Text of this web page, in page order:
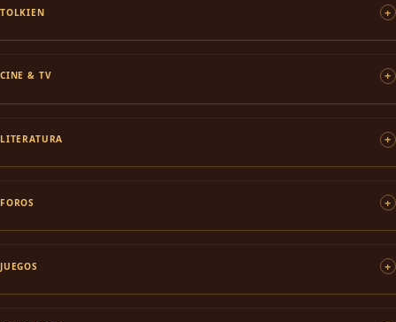
TOLKIEN
CINE & TV
LITERATURA
FOROS
JUEGOS